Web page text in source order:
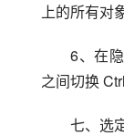
上的所有对
6、在
之间切换
七、选